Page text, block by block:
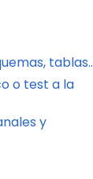
o test a la
y